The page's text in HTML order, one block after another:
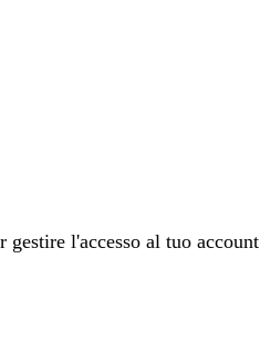
l'accesso al tuo